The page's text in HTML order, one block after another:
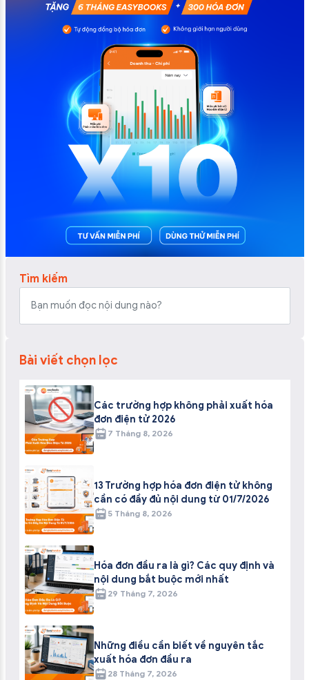
Tìm kiếm
Bài viết chọn lọc
Các trường hợp không phải xuất hóa
đơn điện tử 2026
7 Tháng 8, 2026
13 Trường hợp hóa đơn điện tử không
cần có đầy đủ nội dung từ 01/7/2026
5 Tháng 8, 2026
Hóa đơn đầu ra là gì? Các quy định và
nội dung bắt buộc mới nhất
29 Tháng 7, 2026
Những điều cần biết về nguyên tắc
xuất hóa đơn đầu ra
28 Tháng 7, 2026